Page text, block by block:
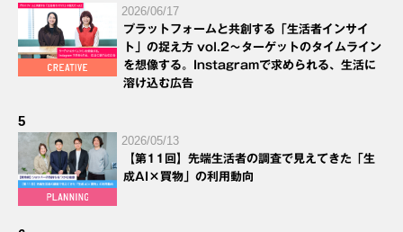
2026/06/17
プラットフォームと共創する「生活者インサイ
ト」の捉え方 vol.2～ターゲットのタイムライン
を想像する。Instagramで求められる、生活に
溶け込む広告
5
2026/05/13
【第11回】先端生活者の調査で見えてきた「生
成AI×買物」の利用動向